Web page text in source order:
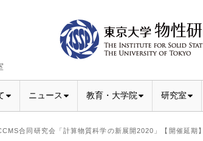
ニュース 教育・大学院 研究室
合同研究会「計算物質科学の新展開2020」【開催延期】